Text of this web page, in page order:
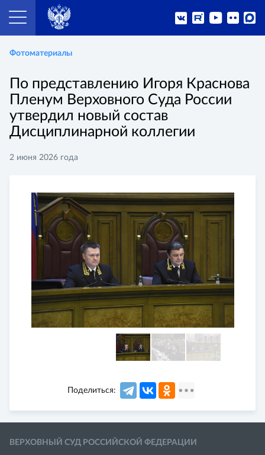
Фотоматериалы
По представлению Игоря Краснова
Пленум Верховного Суда России
утвердил новый состав
Дисциплинарной коллегии
2 июня 2026 года
Поделиться:
ВЕРХОВНЫЙ СУД РОССИЙСКОЙ ФЕДЕРАЦИИ